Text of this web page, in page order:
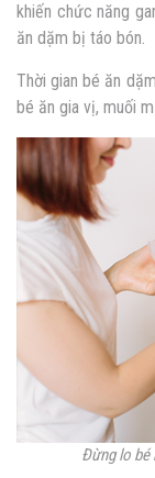
khiến chức năng
ăn dặm bị táo bón.
Thời gian bé ăn
bé ăn gia vị, muối
Đừng lo bé